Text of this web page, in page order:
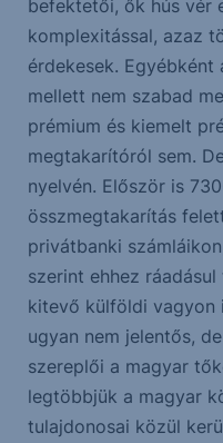
befektetői, ők hús vér
komplexitással, azaz
érdekesek.
mellett nem szabad
prémium és kiemelt
megtakarítóról sem.
nyelvén. Először is
összmegtakarítás
privátbanki
szerint ehhez
kitevő külföldi vagyon
ugyan nem jelentős,
szereplői a magyar
legtöbbjük a magyar
tulajdonosai közül